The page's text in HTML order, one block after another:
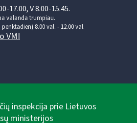
17.00, V 8.00-15.45.
valanda trumpiau.
8.00 val. - 12.00 val.
VMI
inspekcija prie Lietuvos
ministerijos